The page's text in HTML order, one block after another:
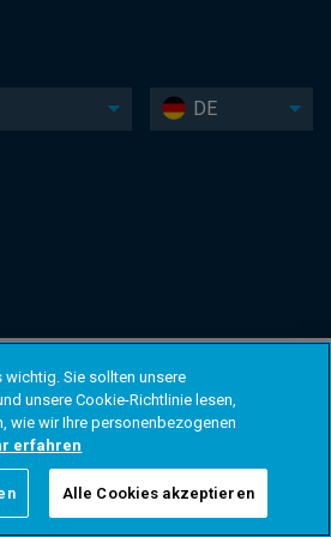
DE
wichtig. Sie sollten unsere
unsere Cookie-Richtlinie lesen,
wie wir Ihre personenbezogenen
erfahren
Alle Cookies akzeptieren